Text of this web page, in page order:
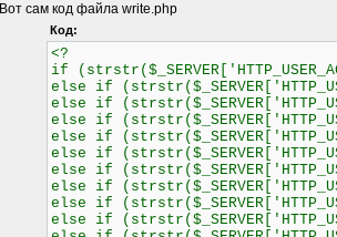
Вот сам код файла write.php
Код:
<?
if
else if
else if
else if
else if
else if
else if
else if
else if
else if